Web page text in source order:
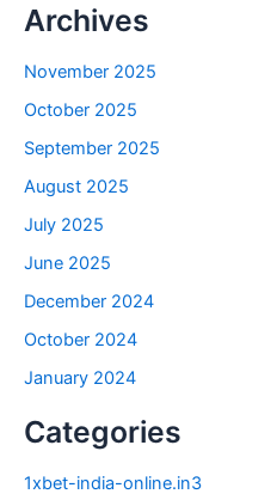
Archives
November 2025
October 2025
September 2025
August 2025
July 2025
June 2025
December 2024
October 2024
January 2024
Categories
1xbet-india-online.in3